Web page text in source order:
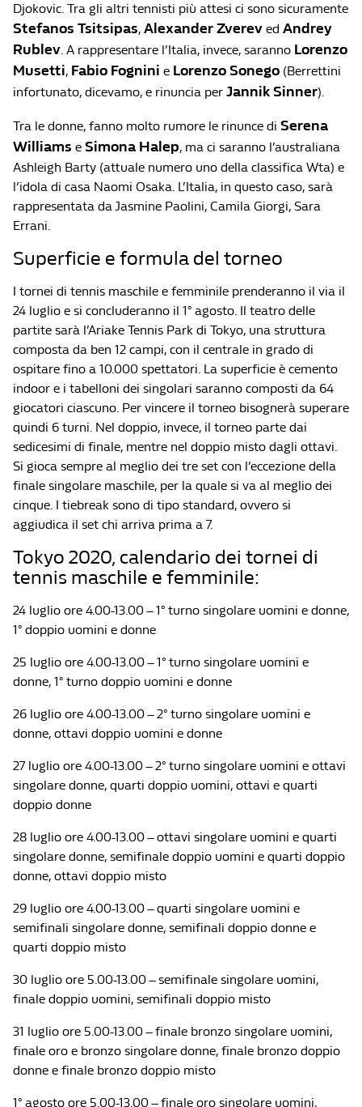
Djokovic. Tra gli altri tennisti più attesi ci sono sicuramente
Stefanos Tsitsipas, Alexander Zverev ed Andrey
Rublev. A rappresentare l’Italia, invece, saranno Lorenzo
Musetti, Fabio Fognini e Lorenzo Sonego (Berrettini
infortunato, dicevamo, e rinuncia per Jannik Sinner).
Tra le donne, fanno molto rumore le rinunce di Serena
Williams e Simona Halep, ma ci saranno l’australiana
Ashleigh Barty (attuale numero uno della classifica Wta) e
l’idola di casa Naomi Osaka. L’Italia, in questo caso, sarà
rappresentata da Jasmine Paolini, Camila Giorgi, Sara
Errani.
Superficie e formula del torneo
I tornei di tennis maschile e femminile prenderanno il via il
24 luglio e si concluderanno il 1° agosto. Il teatro delle
partite sarà l’Ariake Tennis Park di Tokyo, una struttura
composta da ben 12 campi, con il centrale in grado di
ospitare fino a 10.000 spettatori. La superficie è cemento
indoor e i tabelloni dei singolari saranno composti da 64
giocatori ciascuno. Per vincere il torneo bisognerà superare
quindi 6 turni. Nel doppio, invece, il torneo parte dai
sedicesimi di finale, mentre nel doppio misto dagli ottavi.
Si gioca sempre al meglio dei tre set con l’eccezione della
finale singolare maschile, per la quale si va al meglio dei
cinque. I tiebreak sono di tipo standard, ovvero si
aggiudica il set chi arriva prima a 7.
Tokyo 2020, calendario dei tornei di
tennis maschile e femminile:
24 luglio ore 4.00-13.00 – 1° turno singolare uomini e donne,
1° doppio uomini e donne
25 luglio ore 4.00-13.00 – 1° turno singolare uomini e
donne, 1° turno doppio uomini e donne
26 luglio ore 4.00-13.00 – 2° turno singolare uomini e
donne, ottavi doppio uomini e donne
27 luglio ore 4.00-13.00 – 2° turno singolare uomini e ottavi
singolare donne, quarti doppio uomini, ottavi e quarti
doppio donne
28 luglio ore 4.00-13.00 – ottavi singolare uomini e quarti
singolare donne, semifinale doppio uomini e quarti doppio
donne, ottavi doppio misto
29 luglio ore 4.00-13.00 – quarti singolare uomini e
semifinali singolare donne, semifinali doppio donne e
quarti doppio misto
30 luglio ore 5.00-13.00 – semifinale singolare uomini,
finale doppio uomini, semifinali doppio misto
31 luglio ore 5.00-13.00 – finale bronzo singolare uomini,
finale oro e bronzo singolare donne, finale bronzo doppio
donne e finale bronzo doppio misto
1° agosto ore 5.00-13.00 – finale oro singolare uomini,